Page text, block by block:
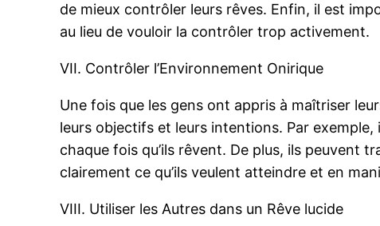
de mieux contrôler leurs rêves. Enfin, il est
au lieu de vouloir la contrôler trop activement.
VII. Contrôler l’Environnement Onirique
Une fois que les gens ont appris à maîtriser
leurs objectifs et leurs intentions. Par
chaque fois qu’ils rêvent. De plus, ils peuvent
clairement ce qu’ils veulent atteindre et en
VIII. Utiliser les Autres dans un Rêve lucide